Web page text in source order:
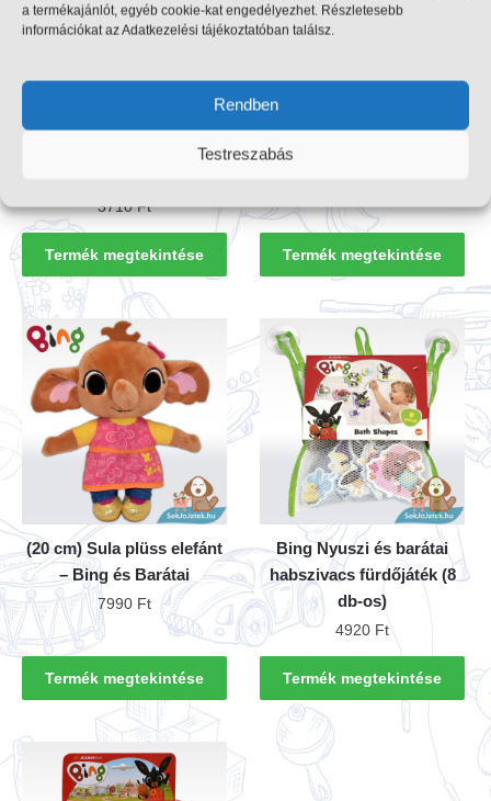
a termékajánlót, egyéb cookie-kat engedélyezhet. Részletesebb
információkat az Adatkezelési tájékoztatóban találsz.
Rendben
Testreszabás
Játsszunk! Első kirakós
játék – 12 db –
(Giochiamo!, Lisciani
3710Ft
Termék megtekintése
2390Ft
Termék megtekintése
(20 cm) Sula plüss elefánt
– Bing és Barátai
7990 Ft
Termék megtekintése
Bing Nyuszi és barátai
habszivacs fürdőjáték (8
db-os)
4920 Ft
Termék megtekintése